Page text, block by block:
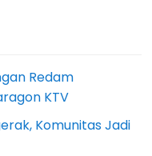
Redam
KTV
Komunitas Jadi